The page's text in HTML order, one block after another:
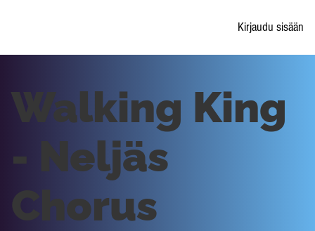
Kirjaudu sisään
Walking King
- Neljäs
Chorus